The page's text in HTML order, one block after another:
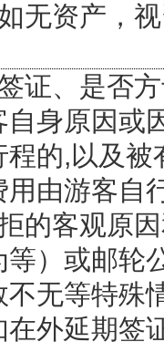
无资产，
证、是否
身原因或
的,以及
由游客自
的客观原
）或邮轮
无等特殊
在外延期签